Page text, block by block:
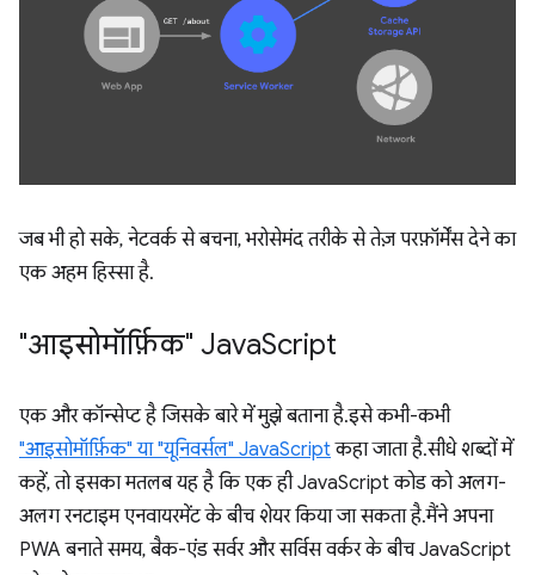
जब भी हो सके, नेटवर्क से बचना, भरोसेमंद तरीके से तेज़ परफ़ॉर्मेंस देने का
एक अहम हिस्सा है.
"आइसोमॉर्फ़िक" JavaScript
एक और कॉन्सेप्ट है जिसके बारे में मुझे बताना है. इसे कभी-कभी
"आइसोमॉर्फ़िक" या "यूनिवर्सल" JavaScriptकहा जाता है. सीधे शब्दों में
कहें, तो इसका मतलब यह है कि एक ही JavaScript कोड को अलग-
अलग रनटाइम एनवायरमेंट के बीच शेयर किया जा सकता है. मैंने अपना
PWA बनाते समय, बैक-एंड सर्वर और सर्विस वर्कर के बीच JavaScript